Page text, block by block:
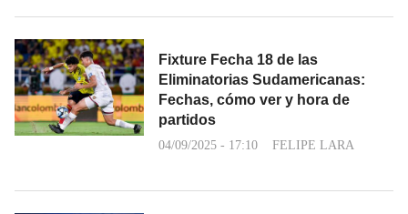
Fixture Fecha 18 de las
Eliminatorias Sudamericanas:
Fechas, cómo ver y hora de
partidos
04/09/2025 - 17:10 FELIPE LARA